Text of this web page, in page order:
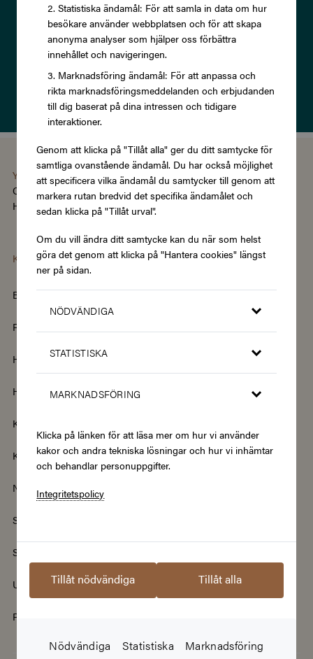
Statistiska ändamål: För att samla in data om hur
besökare använder webbplatsen och för att skapa
anonyma analyser som hjälper oss förbättra
innehållet och navigeringen.
Marknadsföring ändamål: För att anpassa och
rikta marknadsföringsmeddelanden och erbjudanden
till dig baserat på dina intressen och tidigare
interaktioner.
Genom att klicka på "Tillåt alla" ger du ditt samtycke för
samtliga ovanstående ändamål. Du har också möjlighet
att specificera vilka ändamål du samtycker till genom att
markera rutan bredvid det specifika ändamålet och
sedan klicka på "Tillåt urval".
Om du vill ändra ditt samtycke kan du när som helst
göra det genom att klicka på "Hantera cookies" längst
ner på sidan.
NÖDVÄNDIGA
STATISTISKA
MARKNADSFÖRING
Klicka på länken för att läsa mer om hur vi använder
kakor och andra tekniska lösningar och hur vi inhämtar
och behandlar personuppgifter.
Integritetspolicy
Tillåt nödvändiga Tillåt alla
Nödvändiga Statistiska Marknadsföring
Prenumerera
Läs om vårIntegritetspolicy
You're using the Swedish version of Zupergift
Change language/region
Hantera cookies
Köpvillkor |
Kategorier
Barn & Baby Böcker & Magasin
Fordon & Transport
Hem & Trädgård
Hotell & Resor Hållbarhet & Second Hand
Kläder & Accessoarer
Kurser Mat & Dryck
Nyheter
Skönhet & Hälsa
Sport & Fritid
Upplevelser Välgörenhet
Populära presentkort